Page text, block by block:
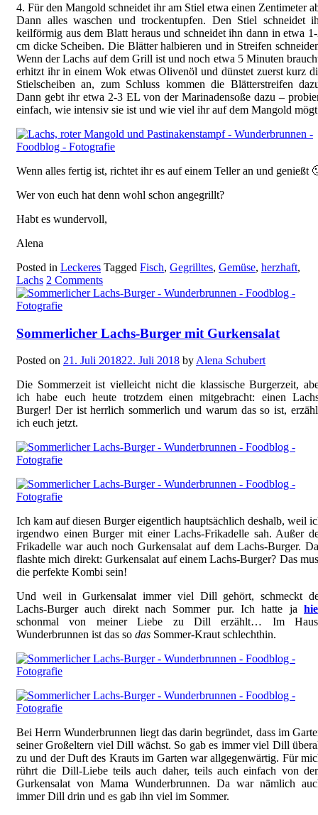
4. Für den Mangold schneidet ihr am Stiel etwa einen Zentimeter
Dann alles waschen und trockentupfen. Den Stiel schneidet
keilförmig aus dem Blatt heraus und schneidet ihn dann in etwa
cm dicke Scheiben. Die Blätter halbieren und in Streifen
Wenn der Lachs auf dem Grill ist und noch etwa 5 Minuten
erhitzt ihr in einem Wok etwas Olivenöl und dünstet zuerst kurz
Stielscheiben an, zum Schluss kommen die Blätterstreifen
Dann gebt ihr etwa 2-3 EL von der Marinadensoße dazu –
einfach, wie intensiv sie ist und wie viel ihr auf dem Mangold
Wenn alles fertig ist, richtet ihr es auf einem Teller an und genießt
Wer von euch hat denn wohl schon angegrillt?
Habt es wundervoll,
Alena
Posted in Leckeres Tagged Fisch, Gegrilltes, Gemüse, herzhaft,
Lachs 2 Comments
Sommerlicher Lachs-Burger mit Gurkensalat
Posted on 21. Juli 201822. Juli 2018 by Alena Schubert
Die Sommerzeit ist vielleicht nicht die klassische Burgerzeit,
ich habe euch heute trotzdem einen mitgebracht: einen
Burger! Der ist herrlich sommerlich und warum das so ist,
ich euch jetzt.
Ich kam auf diesen Burger eigentlich hauptsächlich deshalb, weil
irgendwo einen Burger mit einer Lachs-Frikadelle sah. Außer
Frikadelle war auch noch Gurkensalat auf dem Lachs-Burger.
flashte mich direkt: Gurkensalat auf einem Lachs-Burger? Das
die perfekte Kombi sein!
Und weil in Gurkensalat immer viel Dill gehört, schmeckt
Lachs-Burger auch direkt nach Sommer pur. Ich hatte ja
schonmal von meiner Liebe zu Dill erzählt… Im
Wunderbrunnen ist das so das Sommer-Kraut schlechthin.
Bei Herrn Wunderbrunnen liegt das darin begründet, dass im
seiner Großeltern viel Dill wächst. So gab es immer viel Dill
zu und der Duft des Krauts im Garten war allgegenwärtig. Für
rührt die Dill-Liebe teils auch daher, teils auch einfach von
Gurkensalat von Mama Wunderbrunnen. Da war nämlich
immer Dill drin und es gab ihn viel im Sommer.